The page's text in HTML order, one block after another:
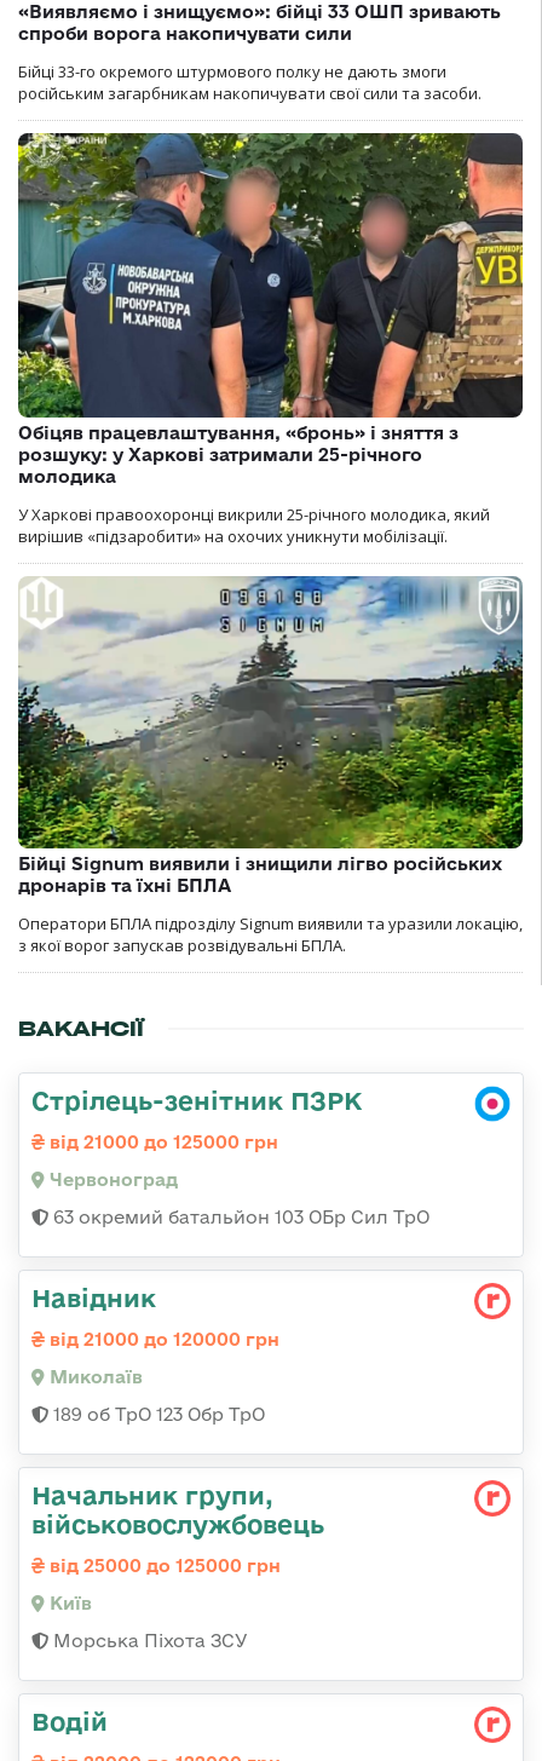
«Виявляємо і знищуємо»: бійці 33 ОШП зривають
спроби ворога накопичувати сили
Бійці 33-го окремого штурмового полку не дають змоги
російським загарбникам накопичувати свої сили та засоби.
Обіцяв працевлаштування, «бронь» і зняття з
розшуку: у Харкові затримали 25-річного
молодика
У Харкові правоохоронці викрили 25-річного молодика, який
вирішив «підзаробити» на охочих уникнути мобілізації.
Бійці Signum виявили і знищили лігво російських
дронарів та їхні БПЛА
Оператори БПЛА підрозділу Signum виявили та уразили локацію,
з якої ворог запускав розвідувальні БПЛА.
ВАКАНСІЇ
Стрілець-зенітник ПЗРК
від 21000 до 125000 грн
Червоноград
63 окремий батальйон 103 ОБр Сил ТрО
Навідник
від 21000 до 120000 грн
Миколаїв
189 об ТрО 123 Обр ТрО
Начальник групи,
військовослужбовець
від 25000 до 125000 грн
Київ
Морська Піхота ЗСУ
Водій